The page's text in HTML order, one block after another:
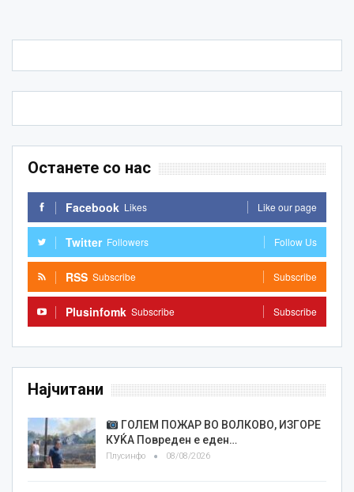
Останете со нас
Facebook Likes Like our page
Twitter Followers Follow Us
RSS Subscribe Subscribe
Plusinfomk Subscribe Subscribe
Најчитани
ГОЛЕМ ПОЖАР ВО ВОЛКОВО, ИЗГОРЕ
КУЌА Повреден е еден…
Плусинфо 08/08/2026